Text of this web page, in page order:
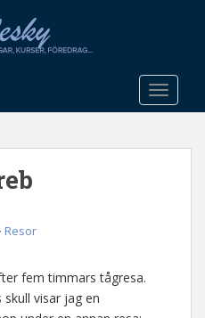
Resor
fem timmars tågresa.
visar jag en